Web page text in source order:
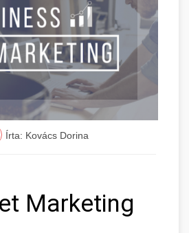
Írta: Kovács Dorina
Marketing